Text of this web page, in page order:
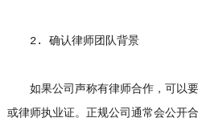
2. 确认律师团队背景
如果公司声称有律师合作，可以要
或律师执业证。正规公司通常会公开